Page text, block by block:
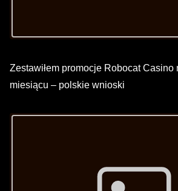
i
n
Zestawiłem promocje Robocat Casino
miesiącu – polskie wnioski
Image Placeholder